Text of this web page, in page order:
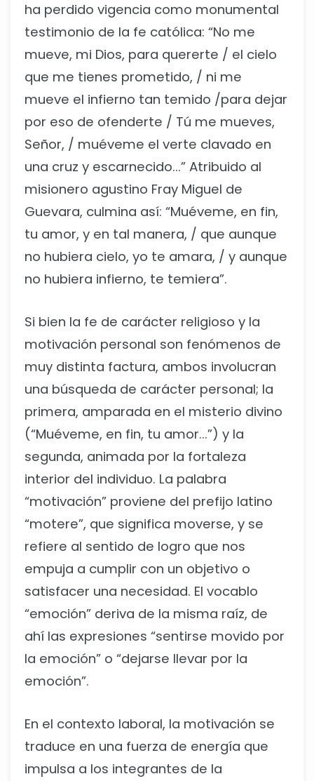
ha perdido vigencia como monumental
testimonio de la fe católica: “No me
mueve, mi Dios, para quererte / el cielo
que me tienes prometido, / ni me
mueve el infierno tan temido /para dejar
por eso de ofenderte / Tú me mueves,
Señor, / muéveme el verte clavado en
una cruz y escarnecido...” Atribuido al
misionero agustino Fray Miguel de
Guevara, culmina así: “Muéveme, en fin,
tu amor, y en tal manera, / que aunque
no hubiera cielo, yo te amara, / y aunque
no hubiera infierno, te temiera”.
Si bien la fe de carácter religioso y la
motivación personal son fenómenos de
muy distinta factura, ambos involucran
una búsqueda de carácter personal; la
primera, amparada en el misterio divino
(“Muéveme, en fin, tu amor...”) y la
segunda, animada por la fortaleza
interior del individuo. La palabra
“motivación” proviene del prefijo latino
“motere”, que significa moverse, y se
refiere al sentido de logro que nos
empuja a cumplir con un objetivo o
satisfacer una necesidad. El vocablo
“emoción” deriva de la misma raíz, de
ahí las expresiones “sentirse movido por
la emoción” o “dejarse llevar por la
emoción”.
En el contexto laboral, la motivación se
traduce en una fuerza de energía que
impulsa a los integrantes de la